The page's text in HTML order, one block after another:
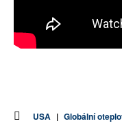
USA | Globální